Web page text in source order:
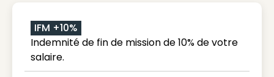
IFM +10%
Indemnité de fin de mission de 10% de votre
salaire.